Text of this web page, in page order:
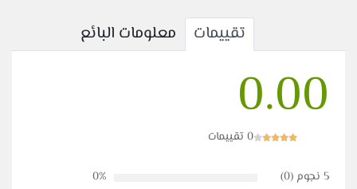
تقييمات معلومات البائع
0.00
0 تقييمات
5 نجوم (0)
0%